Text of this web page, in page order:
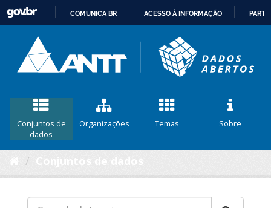
CONTEÚDO
COMUNICA BR ACESSO À INFORMAÇÃO
Conjuntos de
dados
Organizações Temas Sobre